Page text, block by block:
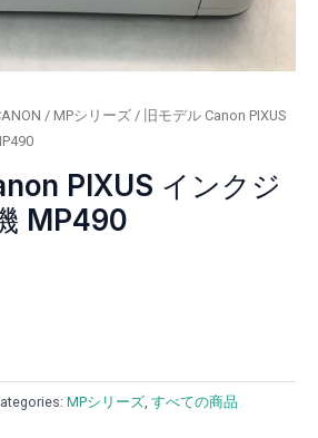
/ MPシリーズ / 旧モデル Canon PIXUS
PIXUS インクジ
MP490
MPシリーズ すべての商品